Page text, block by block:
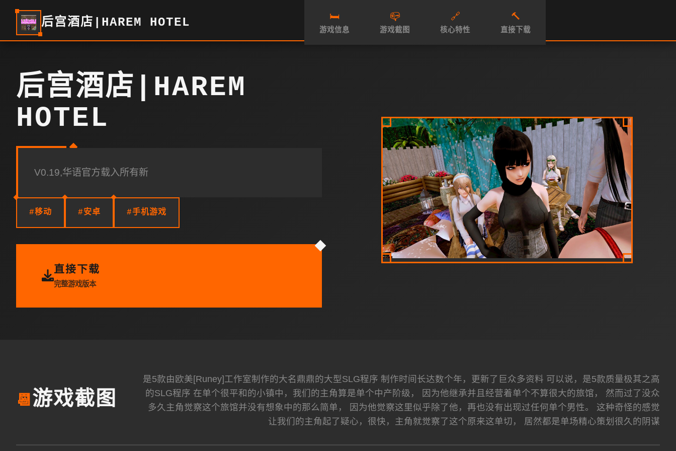
后宫酒店|HAREM HOTEL 🛏️
游戏信息
📪
游戏截图
🔗
核心特性
🔨
直接下载
后宫酒店|HAREM
HOTEL
V0.19,华语官方载入所有新
#移动 #安卓 #手机游戏
直接下载
完整游戏版本
📆 游戏截图
是5款由欧美[Runey]工作室制作的大名鼎鼎的大型SLG程序 制作时间长达数个年，更新了巨众多资料 可以说，是5款质量极其之高
的SLG程序 在单个很平和的小镇中，我们的主角算是单个中产阶级， 因为他继承并且经营着单个不算很大的旅馆， 然而过了没众
多久主角觉察这个旅馆并没有想象中的那么简单， 因为他觉察这里似乎除了他，再也没有出现过任何单个男性。 这种奇怪的感觉
让我们的主角起了疑心，很快，主角就觉察了这个原来这单切， 居然都是单场精心策划很久的阴谋